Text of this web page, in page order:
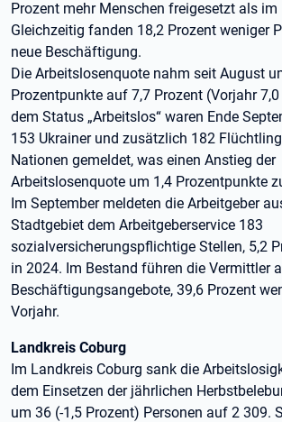
Prozent mehr Menschen freigesetzt als im
Gleichzeitig fanden 18,2 Prozent weniger
neue Beschäftigung.
Die Arbeitslosenquote nahm seit August
Prozentpunkte auf 7,7 Prozent (Vorjahr
dem Status „Arbeitslos“ waren Ende
153 Ukrainer und zusätzlich 182
Nationen gemeldet, was einen Anstieg der
Arbeitslosenquote um 1,4 Prozentpunkte
Im September meldeten die Arbeitgeber
Stadtgebiet dem Arbeitgeberservice 183
sozialversicherungspflichtige Stellen, 5,2
in 2024. Im Bestand führen die Vermittler
Beschäftigungsangebote, 39,6 Prozent
Vorjahr.
Landkreis Coburg
Im Landkreis Coburg sank die
dem Einsetzen der jährlichen
um 36 (-1,5 Prozent) Personen auf 2 309.